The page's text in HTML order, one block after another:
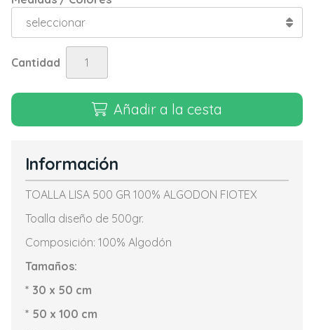
Cantidad
Añadir a la cesta
Información
TOALLA LISA 500 GR 100% ALGODON FIOTEX
Toalla diseño de 500gr.
Composición: 100% Algodón
Tamaños:
* 30 x 50 cm
* 50 x 100 cm